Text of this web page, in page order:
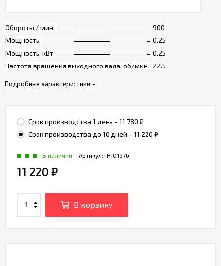
Обороты / мин.
900
Мощность
0.25
Мощность, кВт
0.25
Частота вращения выходного вала, об/мин
22.5
Подробные характеристики
Срок производства 1 день - 11 780 ₽
Срок производства до 10 дней - 11 220 ₽
Артикул:TH101976
В наличии
11 220 ₽
В корзину